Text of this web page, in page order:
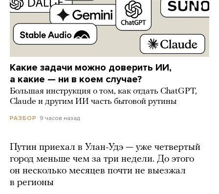
Какие задачи можно доверить ИИ,
а какие — ни в коем случае?
Большая инструкция о том, как отдать ChatGPT,
Claude и другим ИИ часть бытовой рутины
РАЗБОР 9 часов назад
Путин приехал в Улан-Удэ — уже четвертый
город меньше чем за три недели. До этого
он несколько месяцев почти не выезжал
в регионы